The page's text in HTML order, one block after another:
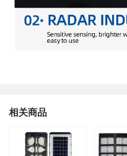
相关商品